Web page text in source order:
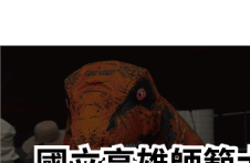
轉
要
內